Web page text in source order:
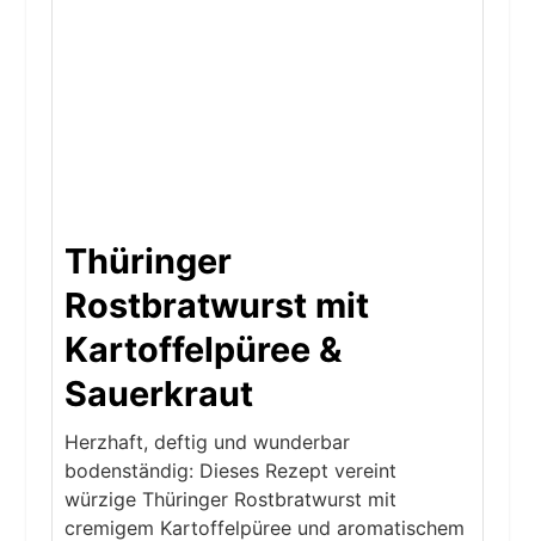
Thüringer
Rostbratwurst mit
Kartoffelpüree &
Sauerkraut
Herzhaft, deftig und wunderbar
bodenständig: Dieses Rezept vereint
würzige Thüringer Rostbratwurst mit
cremigem Kartoffelpüree und aromatischem